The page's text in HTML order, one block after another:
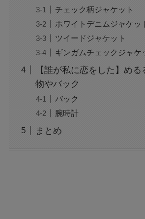
チェック柄ジャケット
ホワイトデニムジャケッ
ツイードジャケット
ギンガムチェックジャケ
【誰が私に恋をした】め
物やバック
バック
腕時計
まとめ